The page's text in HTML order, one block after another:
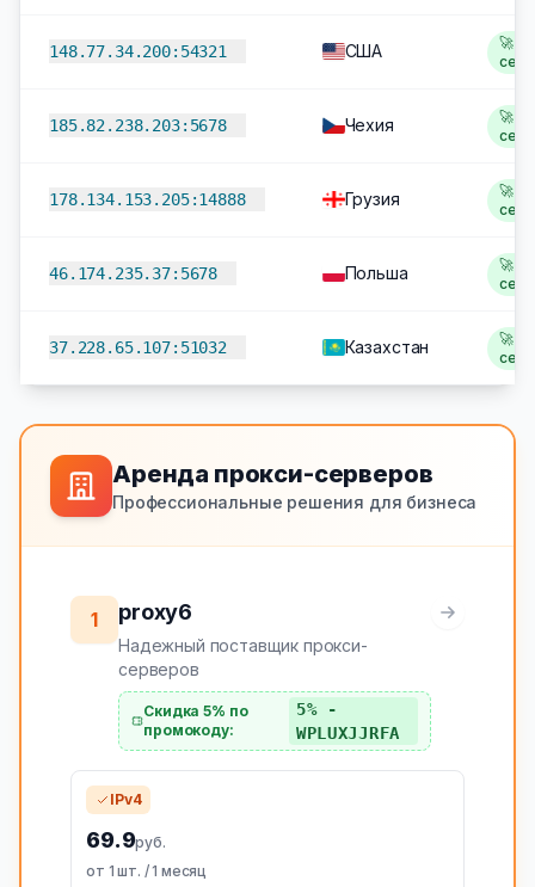
148.77.34.200:54321 США
🚀
сек
185.82.238.203:5678 Чехия
🚀
сек
178.134.153.205:14888 Грузия
🚀
сек
46.174.235.37:5678 Польша
🚀
сек
37.228.65.107:51032 Казахстан
🚀
сек
Аренда прокси-серверов
Профессиональные решения для бизнеса
1 proxy6
Надежный поставщик прокси-
серверов
Скидка 5% по
промокоду:
5% -
WPLUXJJRFA
IPv4
69.9руб.
от 1 шт. / 1 месяц